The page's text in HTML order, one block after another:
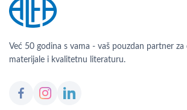
Već 50 godina s vama - vaš pouzdan partner za
materijale i kvalitetnu literaturu.